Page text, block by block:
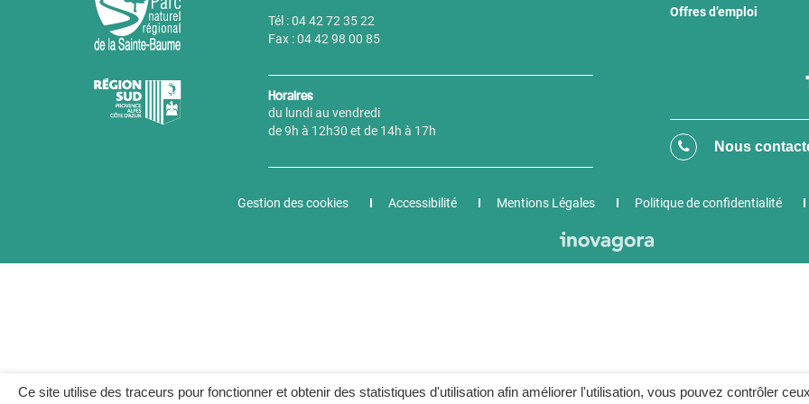
Ce site utilise des traceurs pour fonctionner et obtenir des statistiques d'utilisation afin améliorer l'utilisation, vous pouvez contrôler
Tél : 04 42 72 35 22
Fax : 04 42 98 00 85
Horaires
du lundi au vendredi
de 9h à 12h30 et de 14h à 17h
Offres d’emploi
Nous
Gestion des cookies Accessibilité Mentions Légales Politique de confidentialité